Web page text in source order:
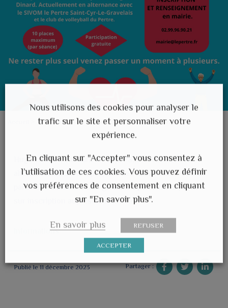
Actualités>Ateliers bien-être à partir de 60 ans
Hugo Helbert, étudiant en BPJEPS, actuellement en
alternance au SIVOM propose des ateliers bien-être à
partir de 60 ans. Ateliers gratuits à partir du 12 janvier
sur inscription auprès de la mairie
Informations
Publié le 11 décembre 2023 Partager :
Nous utilisons des cookies pour analyser le
trafic sur le site et personnaliser votre
expérience.
En cliquant sur "Accepter" vous consentez à
l’utilisation de ces cookies. Vous pouvez définir
vos préférences de consentement en cliquant
sur "En savoir plus".
En savoir plus REFUSER
ACCEPTER